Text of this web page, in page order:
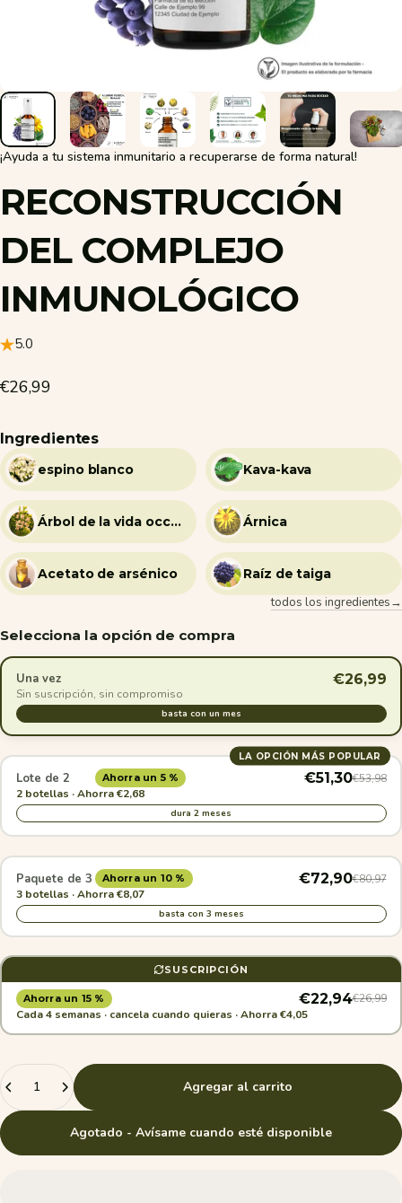
¡Ayuda a tu sistema inmunitario a recuperarse de forma natural!
RECONSTRUCCIÓN
DEL COMPLEJO
INMUNOLÓGICO
5.0
€26,99
Ingredientes
espino blanco Kava-kava
Árbol de la vida occidental Árnica
Acetato de arsénico
Raíz de taiga
todos los ingredientes→
Selecciona la opción de compra
Una vez €26,99
Sin suscripción, sin compromiso
basta con un mes
LA OPCIÓN MÁS POPULAR
Lote de 2 Ahorra un 5 % €51,30€53,98
2 botellas · Ahorra €2,68
dura 2 meses
Paquete de 3 Ahorra un 10 % €72,90€80,97
3 botellas · Ahorra €8,07
basta con 3 meses
SUSCRIPCIÓN
Ahorra un 15 % €22,94€26,99
Cada 4 semanas · cancela cuando quieras · Ahorra €4,05
Cantidad
Agregar al carrito
Agotado - Avísame cuando esté disponible